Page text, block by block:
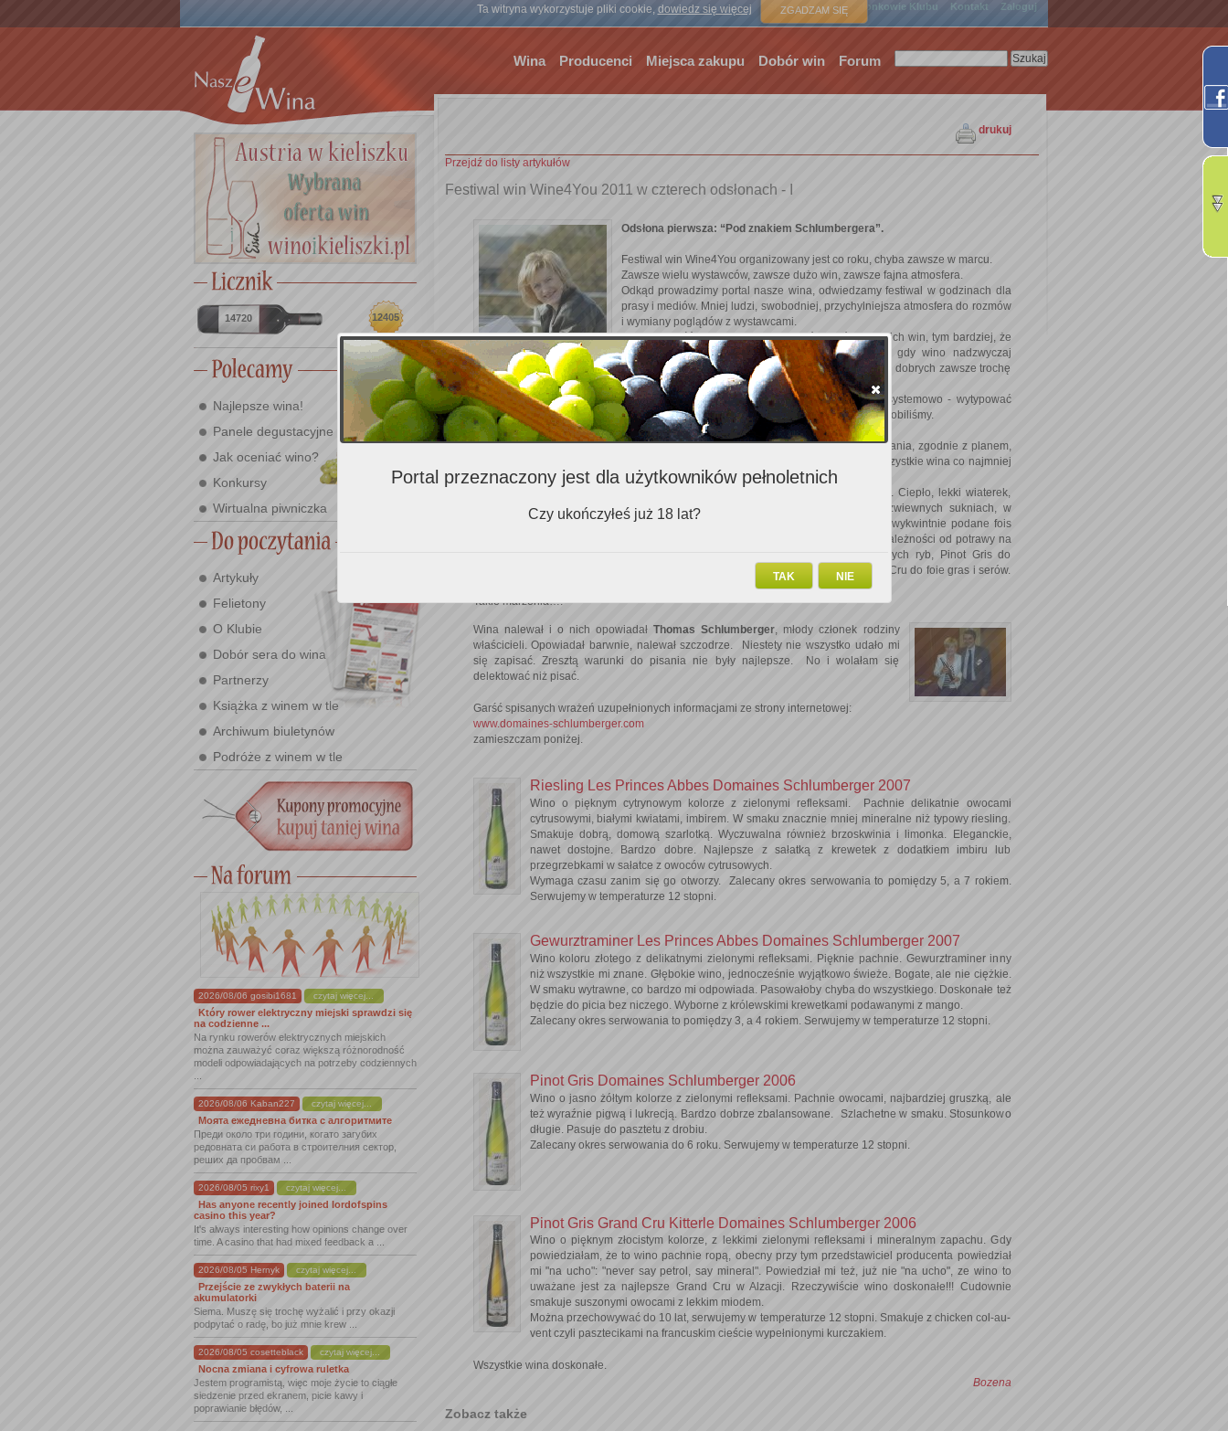
Ta witryna wykorzystuje pliki cookie, dowiedz się więcej ZGADZAM SIĘ
Strona główna Członkowie Klubu Kontakt Zaloguj
Wina Producenci Miejsca zakupu Dobór win Forum
14720 12405
Najlepsze wina!
Panele degustacyjne
Jak oceniać wino?
Konkursy
Wirtualna piwniczka
Artykuły
Felietony
O Klubie
Dobór sera do wina
Partnerzy
Książka z winem w tle
Archiwum biuletynów
Podróże z winem w tle
2026/08/06 gosibi1681 czytaj więcej...
Który rower elektryczny miejski sprawdzi się
na codzienne ...
Na rynku rowerów elektrycznych miejskich
można zauważyć coraz większą różnorodność
modeli odpowiadających na potrzeby codziennych
2026/08/06 Kaban227 czytaj więcej...
Моята ежедневна битка с алгоритмите
Преди около три години, когато загубих
редовната си работа в строителния сектор,
реших да пробвам ...
2026/08/05 rixy1 czytaj więcej...
Has anyone recently joined lordofspins
casino this year?
It's always interesting how opinions change over
time. A casino that had mixed feedback a ...
2026/08/05 Hernyk czytaj więcej...
Przejście ze zwykłych baterii na
akumulatorki
Siema. Muszę się trochę wyżalić i przy okazji
podpytać o radę, bo już mnie krew ...
2026/08/05 cosetteblack czytaj więcej...
Nocna zmiana i cyfrowa ruletka
Jestem programistą, więc moje życie to ciągłe
siedzenie przed ekranem, picie kawy i
poprawianie błędów, ...
drukuj
Przejdź do listy artykułów
Festiwal win Wine4You 2011 w czterech odsłonach - I
Bożena Skibicka
Odsłona pierwsza: “Pod znakiem Schlumbergera”.
Festiwal win Wine4You organizowany jest co roku, chyba zawsze w marcu.
Zawsze wielu wystawców, zawsze dużo win, zawsze fajna atmosfera.
Odkąd prowadzimy portal nasze wina, odwiedzamy festiwal w godzinach dla
prasy i mediów. Mniej ludzi, swobodniej, przychylniejsza atmosfera do rozmów
i wymiany poglądów z wystawcami.
Trudno obejść wszystkie stoiska i spróbować wszystkich win, tym bardziej, że
jakoś nie umiem „testować, testować”, szczególnie gdy wino nadzwyczaj
dobre. Gdy wino słabsze mniejszy żal wylać. A że tych dobrych zawsze trochę
jest na winnym festiwalu, to trochę się wypije….
Tym razem postanowiliśmy podejść do zwiedzania systemowo - wytypować
producentów lub regiony do przetestowania. Tak też zrobiliśmy.
Zaczęliśmy odSchlumbergerai gdyby nie chęć poznania, zgodnie z planem,
innych win, pozostałabym przy Schlumbergerze cały wieczór. Bo było przy czym! Wszystkie wina co najmniej
bardzo dobre.
Wyobraziłam sobie letnie przyjęcie, w ogrodzie, na trawie, pod starymi drzewami. Ciepło, lekki wiaterek,
pachną trawy. Okrągłe stoły, zasłane białymi obrusami. Eleganckie panie w zwiewnych sukniach, w
kapeluszach. Panowie w letnich garniturach, koniecznie z muszkami. Na stołach wykwintnie podane fois
gras, owoce morza, sałaty. I kelnerzy serwujący różne gatunki Schlumbergera, w zależności od potrawy na
talerzu. A więc Reisling jako aperitif, Gewurztaminer do skorupiaków i wędzonych ryb, Pinot Gris do
grillowanych ryb, makaronów z owocami morza i w końcu Pinot Gris Kitterle Grand Cru do foie gras i serów.
Takie marzenia….
Wina nalewał i o nich opowiadałThomas Schlumberger, młody członek rodziny
właścicieli. Opowiadał barwnie, nalewał szczodrze. Niestety nie wszystko udało mi
się zapisać. Zresztą warunki do pisania nie były najlepsze. No i wolałam się
delektować niż pisać.
Garść spisanych wrażeń uzupełnionych informacjami ze strony internetowej:
www.domaines-schlumberger.com
zamieszczam poniżej.
Riesling Les Princes Abbes Domaines Schlumberger 2007
Wino o pięknym cytrynowym kolorze z zielonymi refleksami. Pachnie delikatnie owocami
cytrusowymi, białymi kwiatami, imbirem. W smaku znacznie mniej mineralne niż typowy riesling.
Smakuje dobrą, domową szarlotką. Wyczuwalna również brzoskwinia i limonka. Eleganckie,
nawet dostojne. Bardzo dobre. Najlepsze z sałatką z krewetek z dodatkiem imbiru lub
przegrzebkami w sałatce z owoców cytrusowych.
Wymaga czasu zanim się go otworzy. Zalecany okres serwowania to pomiędzy 5, a 7 rokiem.
Serwujemy w temperaturze 12 stopni.
Gewurztraminer Les Princes Abbes Domaines Schlumberger 2007
Wino koloru złotego z delikatnymi zielonymi refleksami. Pięknie pachnie. Gewurztraminer inny
niż wszystkie mi znane. Głębokie wino, jednocześnie wyjątkowo świeże. Bogate, ale nie ciężkie.
W smaku wytrawne, co bardzo mi odpowiada. Pasowałoby chyba do wszystkiego. Doskonałe też
będzie do picia bez niczego. Wyborne z królewskimi krewetkami podawanymi z mango.
Zalecany okres serwowania to pomiędzy 3, a 4 rokiem. Serwujemy w temperaturze 12 stopni.
Pinot Gris Domaines Schlumberger 2006
Wino o jasno żółtym kolorze z zielonymi refleksami. Pachnie owocami, najbardziej gruszką, ale
też wyraźnie pigwą i lukrecją. Bardzo dobrze zbalansowane. Szlachetne w smaku. Stosunkowo
długie. Pasuje do pasztetu z drobiu.
Zalecany okres serwowania do 6 roku. Serwujemy w temperaturze 12 stopni.
Pinot Gris Grand Cru Kitterle Domaines Schlumberger 2006
Wino o pięknym złocistym kolorze, z lekkimi zielonymi refleksami i mineralnym zapachu. Gdy
powiedziałam, że to wino pachnie ropą, obecny przy tym przedstawiciel producenta powiedział
mi "na ucho": "never say petrol, say mineral". Powiedział mi też, już nie "na ucho", ze wino to
uważane jest za najlepsze Grand Cru w Alzacji. Rzeczywiście wino doskonałe!!! Cudownie
smakuje suszonymi owocami z lekkim miodem.
Można przechowywać do 10 lat, serwujemy w temperaturze 12 stopni. Smakuje z chicken col-au-
vent czyli pasztecikami na francuskim cieście wypełnionymi kurczakiem.
Wszystkie wina doskonałe.
Bozena
Zobacz także
Portal przeznaczony jest dla użytkowników pełnoletnich
Czy ukończyłeś już 18 lat?
NIE
TAK